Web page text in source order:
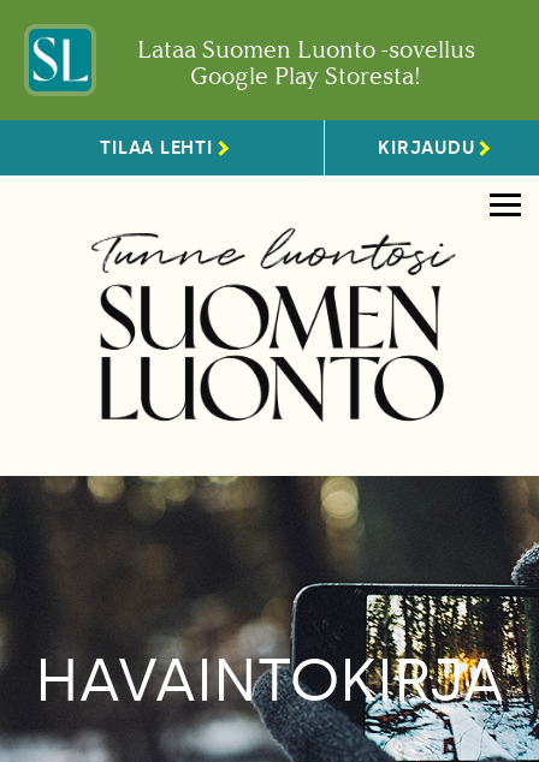
Lataa Suomen Luonto -sovellus
Google Play Storesta!
TILAA LEHTI KIRJAUDU
HAVAINTOKIRJA